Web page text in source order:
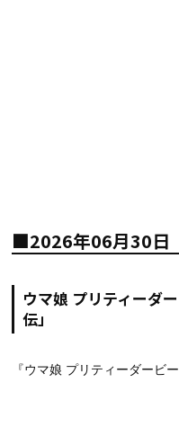
■2026年06月30日
ウマ娘 プリティーダ
伝」
『ウマ娘 プリティーダービー